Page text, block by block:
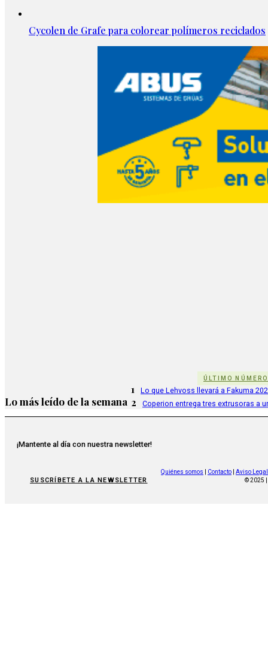
Cycolen de Grafe para colorear polímeros reciclados
ÚLTIMO NÚMERO
Lo más leído de la semana
1 Lo que Lehvoss llevará a Fakuma
2 Coperion entrega tres extrusoras a
¡Mantente al día con nuestra newsletter!
SUSCRÍBETE A LA NEWSLETTER
Quiénes somos Contacto
Aviso Legal
© 2025